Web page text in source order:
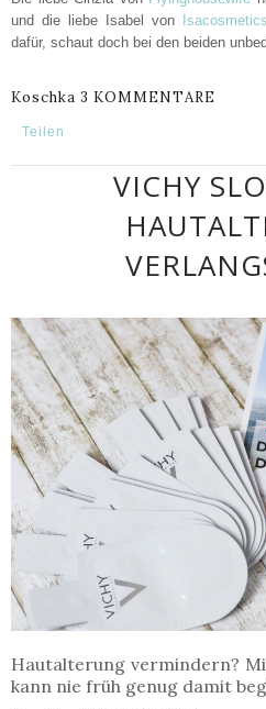
und die liebe Isabel von
Isacosmetics
dafür, schaut doch bei den beiden
Koschka 3 KOMMENTARE
Teilen
VICHY
Hautalterung vermindern?
kann nie früh genug damit